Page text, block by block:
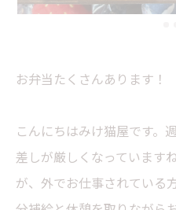
お弁当たくさんあります！
こんにちはみけ猫屋です。
差しが厳しくなっています
が、外でお仕事されている